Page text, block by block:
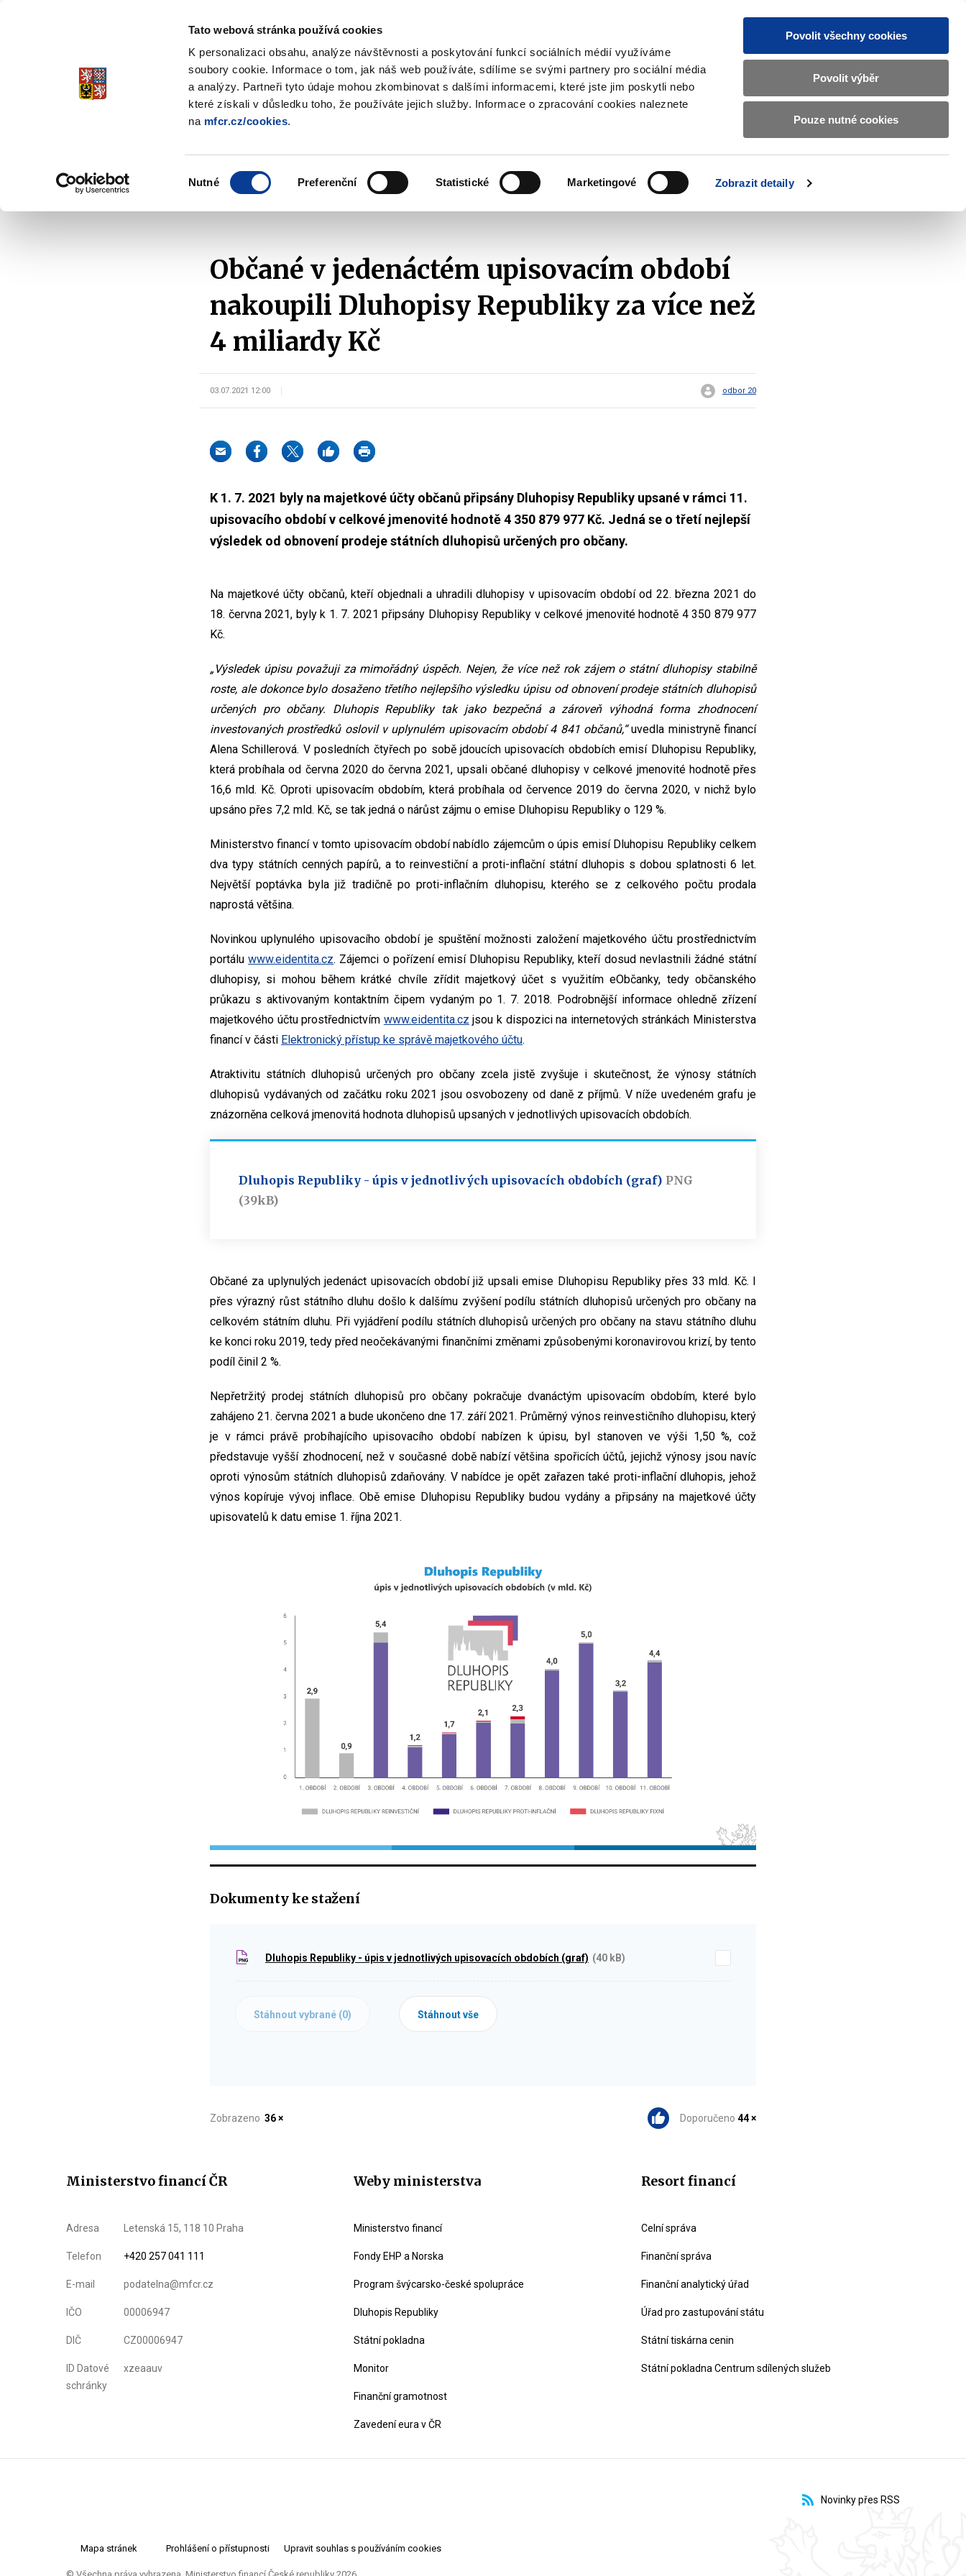
Tato webová stránka používá cookies
K personalizaci obsahu, analýze návštěvnosti a poskytování funkcí sociálních médií využíváme
soubory cookie. Informace o tom, jak náš web používáte, sdílíme se svými partnery pro sociální média
a analýzy. Partneři tyto údaje mohou zkombinovat s dalšími informacemi, které jste jim poskytli nebo
které získali v důsledku toho, že používáte jejich služby. Informace o zpracování cookies naleznete
na mfcr.cz/cookies.
Nutné Preferenční Statistické Marketingové Zobrazit detaily
Povolit všechny cookies
Povolit výběr
Pouze nutné cookies
Spořicí státní dluhopisy
Stabilita, Spolehlivost, Důvěryhodnost Vyhledat
Pohybujte
šipkami
pro
MAJETKOVÝ ÚČET
submenu
dluhopisech
submenu
investovat
submenu
Užitečné
submenu
a
oznámení
Kontakty
Občané v jedenáctém upisovacím období
nakoupili Dluhopisy Republiky za více než
4 miliardy Kč
03.07.2021 12:00 odbor 20
K 1. 7. 2021 byly na majetkové účty občanů připsány Dluhopisy Republiky upsané v rámci 11.
upisovacího období v celkové jmenovité hodnotě 4 350 879 977 Kč. Jedná se o třetí nejlepší
výsledek od obnovení prodeje státních dluhopisů určených pro občany.
Na majetkové účty občanů, kteří objednali a uhradili dluhopisy v upisovacím období od 22. března 2021 do
18. června 2021, byly k 1. 7. 2021 připsány Dluhopisy Republiky v celkové jmenovité hodnotě 4 350 879 977
Kč.
„Výsledek úpisu považuji za mimořádný úspěch. Nejen, že více než rok zájem o státní dluhopisy stabilně
roste, ale dokonce bylo dosaženo třetího nejlepšího výsledku úpisu od obnovení prodeje státních dluhopisů
určených pro občany. Dluhopis Republiky tak jako bezpečná a zároveň výhodná forma zhodnocení
investovaných prostředků oslovil v uplynulém upisovacím období 4 841 občanů,“uvedla ministryně financí
Alena Schillerová. V posledních čtyřech po sobě jdoucích upisovacích obdobích emisí Dluhopisu Republiky,
která probíhala od června 2020 do června 2021, upsali občané dluhopisy v celkové jmenovité hodnotě přes
16,6 mld. Kč. Oproti upisovacím obdobím, která probíhala od července 2019 do června 2020, v nichž bylo
upsáno přes 7,2 mld. Kč, se tak jedná o nárůst zájmu o emise Dluhopisu Republiky o 129 %.
Ministerstvo financí v tomto upisovacím období nabídlo zájemcům o úpis emisí Dluhopisu Republiky celkem
dva typy státních cenných papírů, a to reinvestiční a proti-inflační státní dluhopis s dobou splatnosti 6 let.
Největší poptávka byla již tradičně po proti-inflačním dluhopisu, kterého se z celkového počtu prodala
naprostá většina.
Novinkou uplynulého upisovacího období je spuštění možnosti založení majetkového účtu prostřednictvím
portáluwww.eidentita.cz. Zájemci o pořízení emisí Dluhopisu Republiky, kteří dosud nevlastnili žádné státní
dluhopisy, si mohou během krátké chvíle zřídit majetkový účet s využitím eObčanky, tedy občanského
průkazu s aktivovaným kontaktním čipem vydaným po 1. 7. 2018. Podrobnější informace ohledně zřízení
majetkového účtu prostřednictvím www.eidentita.cz jsou k dispozici na internetových stránkách Ministerstva
financí v části Elektronický přístup ke správě majetkového účtu.
Atraktivitu státních dluhopisů určených pro občany zcela jistě zvyšuje i skutečnost, že výnosy státních
dluhopisů vydávaných od začátku roku 2021 jsou osvobozeny od daně z příjmů. V níže uvedeném grafu je
znázorněna celková jmenovitá hodnota dluhopisů upsaných v jednotlivých upisovacích obdobích.
Dluhopis Republiky - úpis v jednotlivých upisovacích obdobích (graf) PNG
(39kB)
Občané za uplynulých jedenáct upisovacích období již upsali emise Dluhopisu Republiky přes 33 mld. Kč. I
přes výrazný růst státního dluhu došlo k dalšímu zvýšení podílu státních dluhopisů určených pro občany na
celkovém státním dluhu. Při vyjádření podílu státních dluhopisů určených pro občany na stavu státního dluhu
ke konci roku 2019, tedy před neočekávanými finančními změnami způsobenými koronavirovou krizí, by tento
podíl činil 2 %.
Nepřetržitý prodej státních dluhopisů pro občany pokračuje dvanáctým upisovacím obdobím, které bylo
zahájeno 21. června 2021 a bude ukončeno dne 17. září 2021. Průměrný výnos reinvestičního dluhopisu, který
je v rámci právě probíhajícího upisovacího období nabízen k úpisu, byl stanoven ve výši 1,50 %, což
představuje vyšší zhodnocení, než v současné době nabízí většina spořicích účtů, jejichž výnosy jsou navíc
oproti výnosům státních dluhopisů zdaňovány. V nabídce je opět zařazen také proti-inflační dluhopis, jehož
výnos kopíruje vývoj inflace. Obě emise Dluhopisu Republiky budou vydány a připsány na majetkové účty
upisovatelů k datu emise 1. října 2021.
Dokumenty ke stažení
Dluhopis Republiky - úpis v jednotlivých upisovacích obdobích (graf) (40 kB)
Stáhnout vybrané (0) Stáhnout vše
Zobrazeno 36 × Doporučeno 44 ×
Ministerstvo financí ČR
Adresa Letenská 15, 118 10 Praha
Telefon +420 257 041 111
E-mail podatelna@mfcr.cz
IČO 00006947
DIČ CZ00006947
ID Datové
schránky
xzeaauv
Weby ministerstva
Ministerstvo financí
Fondy EHP a Norska
Program švýcarsko-české spolupráce
Dluhopis Republiky
Státní pokladna
Monitor
Finanční gramotnost
Zavedení eura v ČR
Resort financí
Celní správa
Finanční správa
Finanční analytický úřad
Úřad pro zastupování státu
Státní tiskárna cenin
Státní pokladna Centrum sdílených služeb
Novinky přes RSS
Mapa stránek Prohlášení o přístupnosti Upravit souhlas s používáním cookies